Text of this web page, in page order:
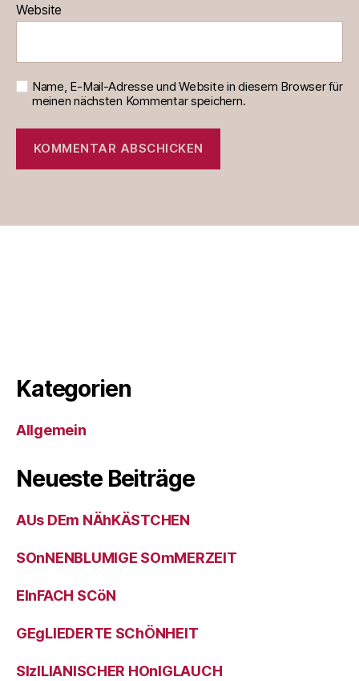
Website
Name, E-Mail-Adresse und Website in diesem Browser für
meinen nächsten Kommentar speichern.
Kategorien
Allgemein
Neueste Beiträge
AUs DEm NÄhKÄSTCHEN
SOnNENBLUMIGE SOmMERZEIT
EInFACH SCöN
GEgLIEDERTE SChÖNHEIT
SIzILIANISCHER HOnIGLAUCH